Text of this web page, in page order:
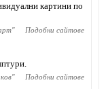
картини по
" Подобни сайтове
" Подобни сайтове